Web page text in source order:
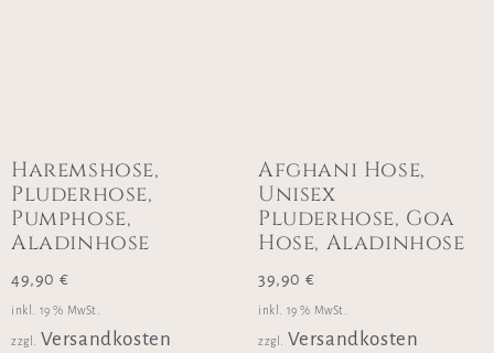
Haremshose,
Pluderhose,
Pumphose,
Aladinhose
49,90 €
inkl. 19 % MwSt.
zzgl. Versandkosten
Afghani Hose,
Unisex
Pluderhose, Goa
Hose, Aladinhose
39,90 €
inkl. 19 % MwSt.
zzgl. Versandkosten